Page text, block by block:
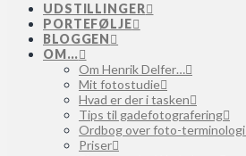
UDSTILLINGER
PORTEFØLJE
BLOGGEN
OM…
Om Henrik Delfer…
Mit fotostudie
Hvad er der i tasken
Tips til gadefotografering
Ordbog over foto-terminologi
Priser